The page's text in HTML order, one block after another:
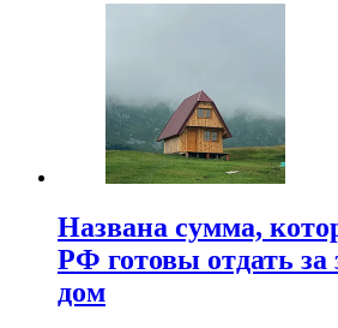
Названа сумма,
РФ готовы отдать за
дом